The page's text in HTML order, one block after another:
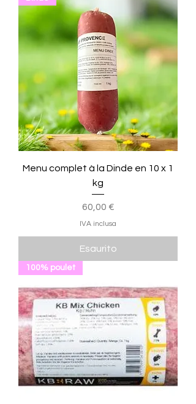
Menu complet à la Dinde en 10 x 1
kg
Prezzo
60,00 €
IVA inclusa
Esaurito
100% poulet